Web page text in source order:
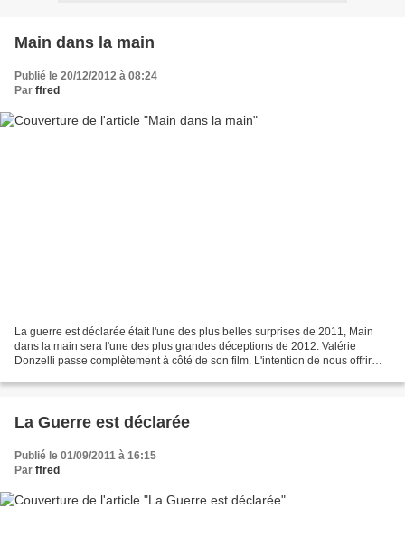
Main dans la main
Publié le 20/12/2012 à 08:24
Par ffred
La guerre est déclarée était l'une des plus belles surprises de 2011, Main
dans la main sera l'une des plus grandes déceptions de 2012. Valérie
Donzelli passe complètement à côté de son film. L'intention de nous offrir
La Guerre est déclarée
Publié le 01/09/2011 à 16:15
Par ffred